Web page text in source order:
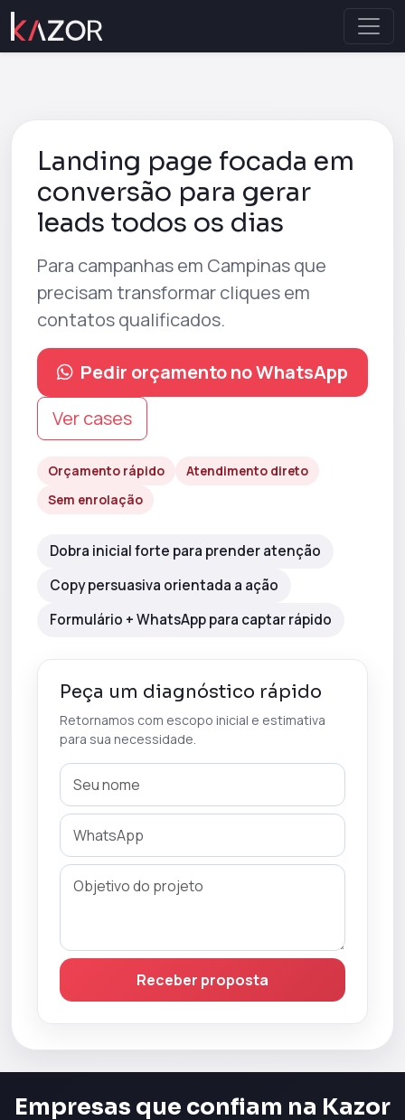
Landing page focada em
conversão para gerar
leads todos os dias
Para campanhas em Campinasque
precisam transformar cliques em
contatos qualificados.
Pedir orçamento no WhatsApp
Ver cases
Orçamento rápido
Atendimento direto
Sem enrolação
Dobra inicial forte para prender atenção
Copy persuasiva orientada a ação
Formulário + WhatsApp para captar rápido
Peça um diagnóstico rápido
Retornamos com escopo inicial e estimativa
para sua necessidade.
Receber proposta
Empresas que confiam na Kazor